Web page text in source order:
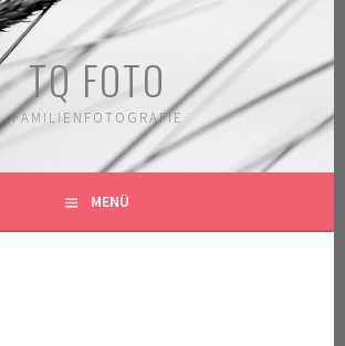
TQ FOTO
FAMILIENFOTOGRAFIE
MENÜ